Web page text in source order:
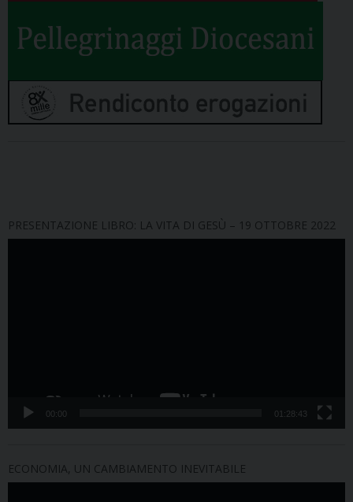
PRESENTAZIONE LIBRO: LA VITA DI GESÙ – 19 OTTOBRE 2022
00:00 01:28:43
ECONOMIA, UN CAMBIAMENTO INEVITABILE